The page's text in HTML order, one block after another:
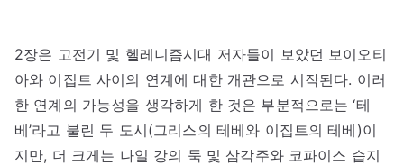
2장은 고전기 및 헬레니즘시대 저자들이 보았던 보이오티
아와 이집트 사이의 연계에 대한 개관으로 시작된다. 이러
한 연계의 가능성을 생각하게 한 것은 부분적으로는 ‘테
베’라고 불린 두 도시(그리스의 테베와 이집트의 테베)이
지만, 더 크게는 나일 강의 둑 및 삼각주와 코파이스 습지